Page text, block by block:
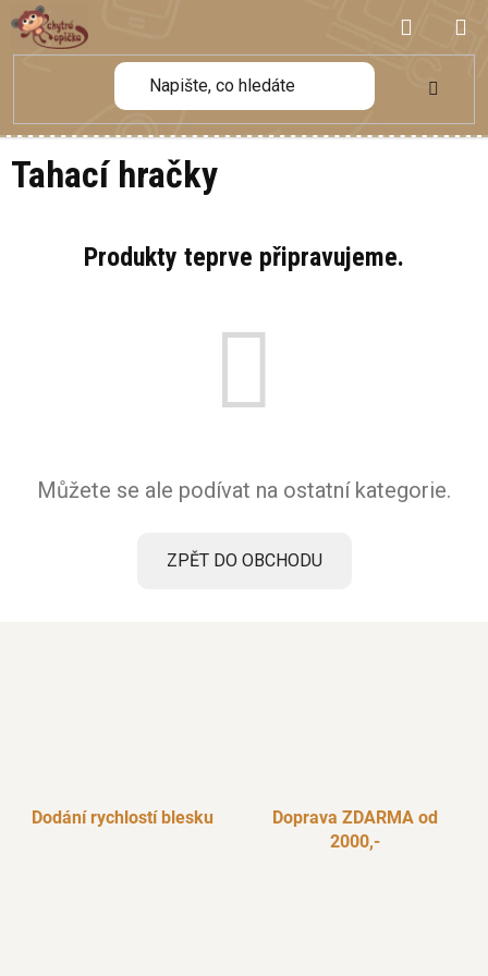
Přejít
na
obsah
KOŠÍK
Tahací hračky
Produkty teprve připravujeme.
Můžete se ale podívat na ostatní kategorie.
ZPĚT DO OBCHODU
Dodání rychlostí blesku
Doprava ZDARMA od
2000,-